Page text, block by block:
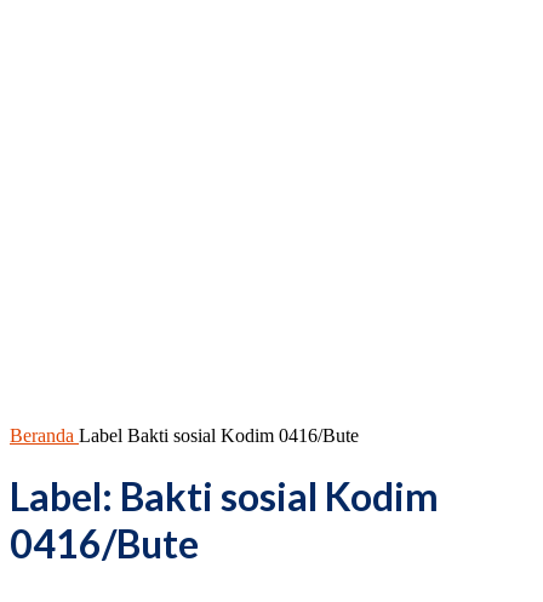
Beranda Label Bakti sosial Kodim 0416/Bute
Label: Bakti sosial Kodim
0416/Bute